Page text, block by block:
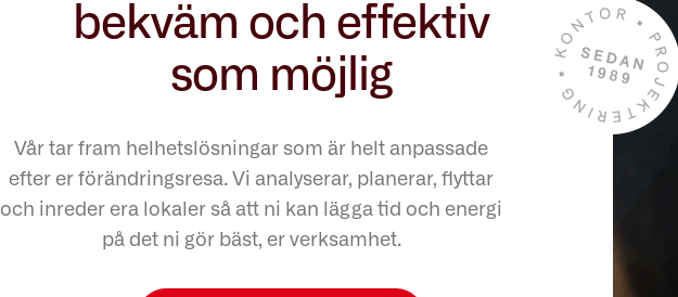
bekväm och effektiv
som möjlig
Vår tar fram helhetslösningar som är helt anpassade
efter er förändringsresa. Vi analyserar, planerar, flyttar
och inreder era lokaler så att ni kan lägga tid och energi
på det ni gör bäst, er verksamhet.